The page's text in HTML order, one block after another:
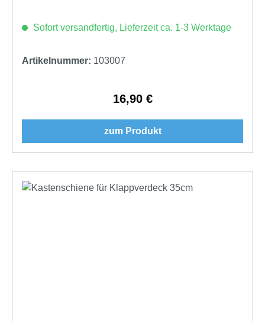
Sofort versandfertig, Lieferzeit ca. 1-3 Werktage
Artikelnummer: 103007
Regulärer Preis:
16,90 €
zum Produkt